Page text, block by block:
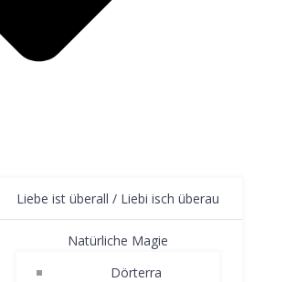
Liebe ist überall / Liebi isch überau
Natürliche Magie
Dörterra